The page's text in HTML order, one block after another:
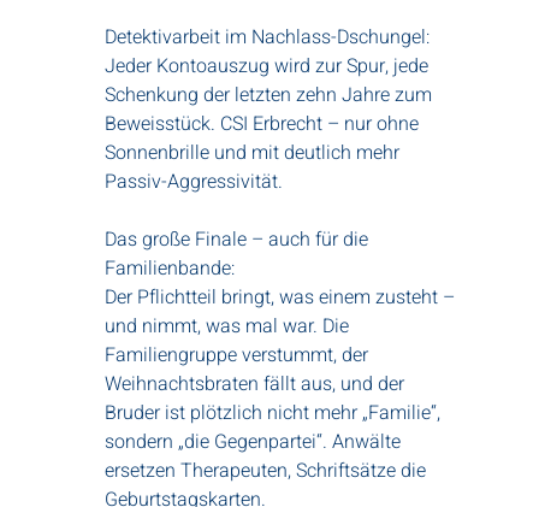
Detektivarbeit im Nachlass-Dschungel:
Jeder Kontoauszug wird zur Spur, jede
Schenkung der letzten zehn Jahre zum
Beweisstück. CSI Erbrecht – nur ohne
Sonnenbrille und mit deutlich mehr
Passiv-Aggressivität.
Das große Finale – auch für die
Familienbande:
Der Pflichtteil bringt, was einem zusteht –
und nimmt, was mal war. Die
Familiengruppe verstummt, der
Weihnachtsbraten fällt aus, und der
Bruder ist plötzlich nicht mehr „Familie“,
sondern „die Gegenpartei“. Anwälte
ersetzen Therapeuten, Schriftsätze die
Geburtstagskarten.